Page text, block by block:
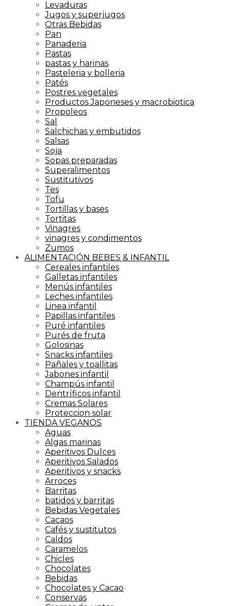
Levaduras
Jugos y superjugos
Otras Bebidas
Pan
Panaderia
Pastas
pastas y harinas
Pasteleria y bolleria
Patés
Postres vegetales
Productos Japoneses y macrobiotica
Propoleos
Sal
Salchichas y embutidos
Salsas
Soja
Sopas preparadas
Superalimentos
Sustitutivos
Tes
Tofu
Tortillas y bases
Tortitas
Vinagres
vinagres y condimentos
Zumos
ALIMENTACIÓN BEBES & INFANTIL
Cereales infantiles
Galletas infantiles
Menús infantiles
Leches infantiles
Linea infantil
Papillas infantiles
Puré infantiles
Purés de fruta
Golosinas
Snacks infantiles
Pañales y toallitas
Jabones infantil
Champús infantil
Dentríficos infantil
Cremas Solares
Proteccion solar
TIENDA VEGANOS
Aguas
Algas marinas
Aperitivos Dulces
Aperitivos Salados
Aperitivos y snacks
Arroces
Barritas
batidos y barritas
Bebidas Vegetales
Cacaos
Cafés y sustitutos
Caldos
Caramelos
Chicles
Chocolates
Bebidas
Chocolates y Cacao
Conservas